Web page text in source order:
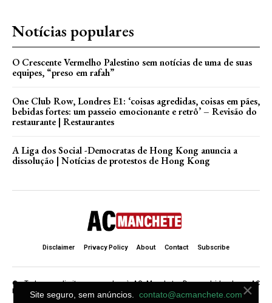
Notícias populares
O Crescente Vermelho Palestino sem notícias de uma de suas
equipes, “preso em rafah”
One Club Row, Londres E1: ‘coisas agredidas, coisas em pães,
bebidas fortes: um passeio emocionante e retrô’ – Revisão do
restaurante | Restaurantes
A Liga dos Social -Democratas de Hong Kong anuncia a
dissolução | Notícias de protestos de Hong Kong
Disclaimer Privacy Policy About Contact Subscribe
©. Todos os direitos reservados à AC Manchete. Desenvolvido de ♥ AC
Manchete .Site seguro, sem anúncios. contato@acmanchete.com×